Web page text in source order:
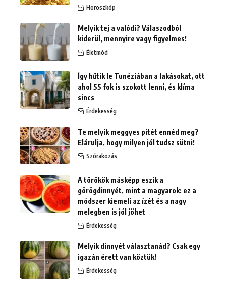
Horoszkóp
Melyik tej a valódi? Válaszodból
kiderül, mennyire vagy figyelmes!
Életmód
Így hűtik le Tunéziában a lakásokat, ott
ahol 55 fok is szokott lenni, és klíma
sincs
Érdekesség
Te melyik meggyes pitét ennéd meg?
Elárulja, hogy milyen jól tudsz sütni!
Szórakozás
A törökök másképp eszik a
görögdinnyét, mint a magyarok: ez a
módszer kiemeli az ízét és a nagy
melegben is jól jöhet
Érdekesség
Melyik dinnyét választanád? Csak egy
igazán érett van köztük!
Érdekesség